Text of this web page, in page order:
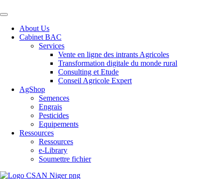
About Us
Cabinet BAC
Services
Vente en ligne des intrants Agricoles
Transformation digitale du monde rural
Consulting et Etude
Conseil Agricole Expert
AgShop
Semences
Engrais
Pesticides
Equipements
Ressources
Ressources
e-Library
Soumettre fichier